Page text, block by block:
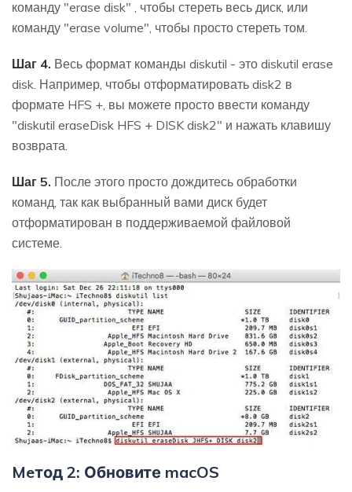
команду "erase disk" , чтобы стереть весь диск, или
команду "erase volume", чтобы просто стереть том.
Шаг 4. Весь формат команды diskutil - это diskutil erase
disk. Например, чтобы отформатировать disk2 в
формате HFS +, вы можете просто ввести команду
"diskutil eraseDisk HFS + DISK disk2" и нажать клавишу
возврата.
Шаг 5. После этого просто дождитесь обработки
команд, так как выбранный вами диск будет
отформатирован в поддерживаемой файловой
системе.
Meтод 2: Обновите macOS